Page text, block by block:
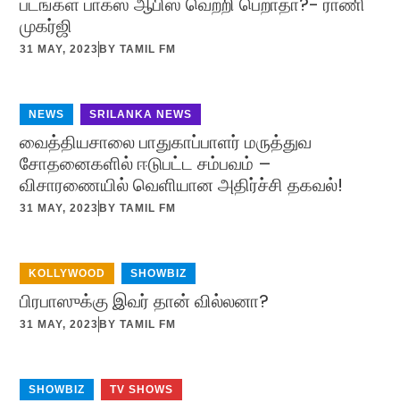
முகர்ஜி
31 MAY, 2023 BYTAMIL FM
NEWS SRILANKA NEWS
வைத்தியசாலை பாதுகாப்பாளர் மருத்துவ
சோதனைகளில் ஈடுபட்ட சம்பவம் –
விசாரணையில் வெளியான அதிர்ச்சி தகவல்!
31 MAY, 2023 BYTAMIL FM
KOLLYWOOD SHOWBIZ
பிரபாஸுக்கு இவர் தான் வில்லனா?
31 MAY, 2023 BYTAMIL FM
SHOWBIZ TV SHOWS